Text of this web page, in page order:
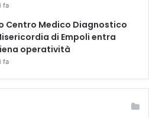
fa
Centro Medico Diagnostico
di Empoli entra
operatività
fa